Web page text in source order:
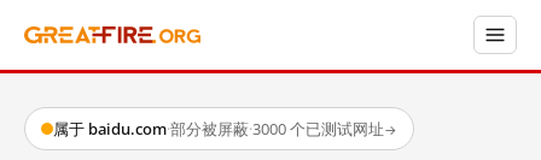
属于 baidu.com·部分被屏蔽·3000 个已测试网址→